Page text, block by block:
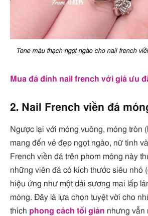
Tone màu thạch ngọt ngào cho nail french
Mua đá đính nail french với giá ưu
2. Nail French viền đá
Ngược lại với móng vuông, móng tròn
mang đến vẻ đẹp ngọt ngào, nữ tính
French viền đá trên phom móng này
những viên đá có kích thước siêu nhỏ
hiệu ứng như một dải sương mai lấp
móng. Đây là lựa chọn tuyệt vời cho
thích phong cách tối giản nhưng vẫn